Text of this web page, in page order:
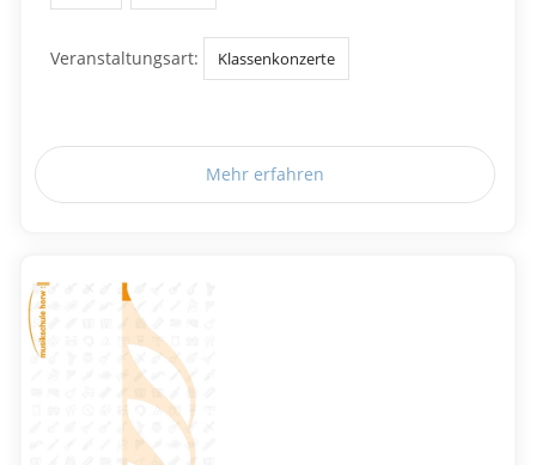
Veranstaltungsart: Klassenkonzerte
Mehr erfahren